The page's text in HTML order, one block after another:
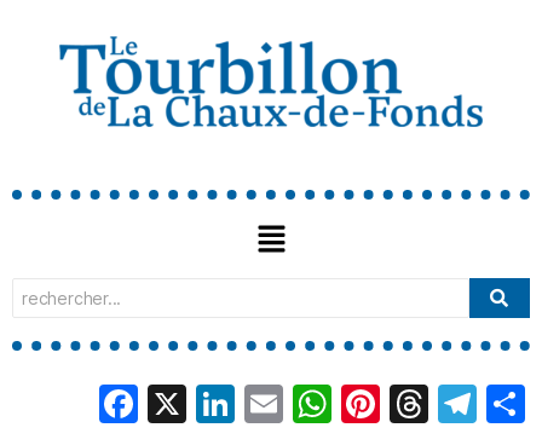
Facebook
X LinkedIn
EmailWhatsApp
Pinterest